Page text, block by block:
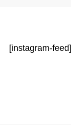
[instagram-feed]